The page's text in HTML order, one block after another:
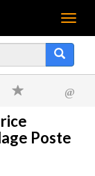
Menu
@
Poste